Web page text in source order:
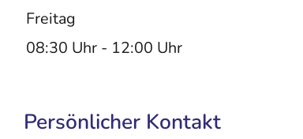
Freitag
08:30 Uhr - 12:00 Uhr
Persönlicher Kontakt